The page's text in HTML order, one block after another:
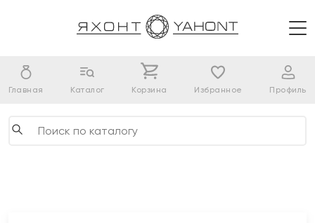
Главная Каталог Корзина Избранное Профиль